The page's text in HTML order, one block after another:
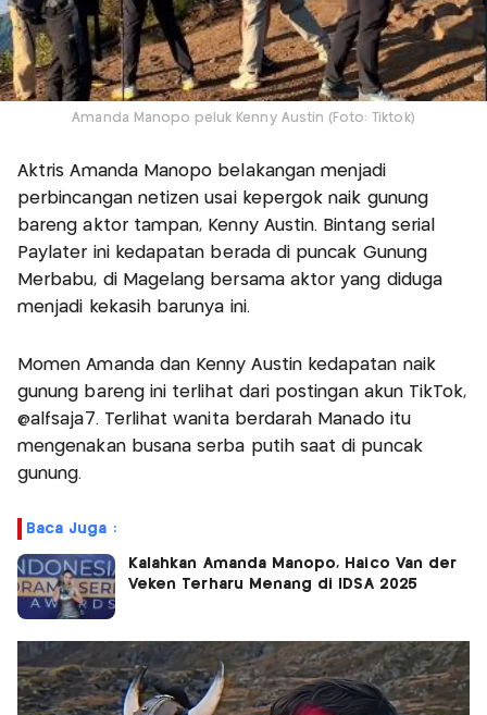
Amanda Manopo peluk Kenny Austin (Foto: Tiktok)
Aktris Amanda Manopo belakangan menjadi
perbincangan netizen usai kepergok naik gunung
bareng aktor tampan, Kenny Austin. Bintang serial
Paylater ini kedapatan berada di puncak Gunung
Merbabu, di Magelang bersama aktor yang diduga
menjadi kekasih barunya ini.
Momen Amanda dan Kenny Austin kedapatan naik
gunung bareng ini terlihat dari postingan akun TikTok,
@alfsaja7. Terlihat wanita berdarah Manado itu
mengenakan busana serba putih saat di puncak
gunung.
Baca Juga :
Kalahkan Amanda Manopo, Haico Van der
Veken Terharu Menang di IDSA 2025